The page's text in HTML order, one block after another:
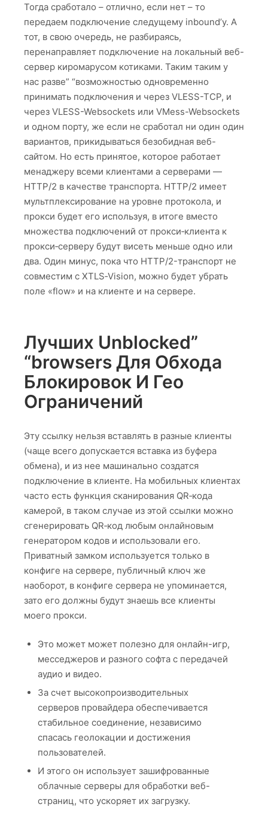
Тогда сработало – отлично, если нет – то
передаем подключение следущему inbound’у. А
тот, в свою очередь, не разбираясь,
перенаправляет подключение на локальный веб-
сервер киромарусом котиками. Таким таким у
нас разве” “возможностью одновременно
принимать подключения и через VLESS-TCP, и
через VLESS-Websockets или VMess-Websockets
и одном порту, же если не сработал ни один один
вариантов, прикидываться безобидная веб-
сайтом. Но есть принятое, которое работает
менаджеру всеми клиентами а серверами —
HTTP/2 в качестве транспорта. HTTP/2 имеет
мультплексирование на уровне протокола, и
прокси будет его используя, в итоге вместо
множества подключений от прокси‑клиента к
прокси‑серверу будут висеть меньше одно или
два. Один минус, пока что HTTP/2-транспорт не
совместим с XTLS‑Vision, можно будет убрать
поле «flow» и на клиенте и на сервере.
Лучших Unblocked”
“browsers Для Обхода
Блокировок И Гео
Ограничений
Эту ссылку нельзя вставлять в разные клиенты
(чаще всего допускается вставка из буфера
обмена), и из нее машинально создатся
подключение в клиенте. На мобильных клиентах
часто есть функция сканирования QR‑кода
камерой, в таком случае из этой ссылки можно
сгенерировать QR‑код любым онлайновым
генератором кодов и использовали его.
Приватный замком используется только в
конфиге на сервере, публичный ключ же
наоборот, в конфиге сервера не упоминается,
зато его должны будут знаешь все клиенты
моего прокси.
Это может может полезно для онлайн-игр,
месседжеров и разного софта с передачей
аудио и видео.
За счет высокопроизводительных
серверов провайдера обеспечивается
стабильное соединение, независимо
спасась геолокации и достижения
пользователей.
И этого он использует зашифрованные
облачные серверы для обработки веб-
страниц, что ускоряет их загрузку.